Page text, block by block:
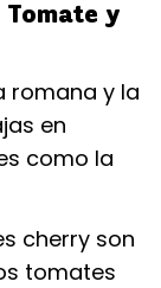
Tomate y
romana y la
en
como la
cherry son
tomates